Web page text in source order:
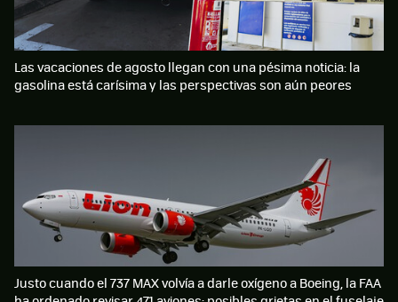
Las vacaciones de agosto llegan con una pésima noticia: la
gasolina está carísima y las perspectivas son aún peores
Justo cuando el 737 MAX volvía a darle oxígeno a Boeing, la FAA